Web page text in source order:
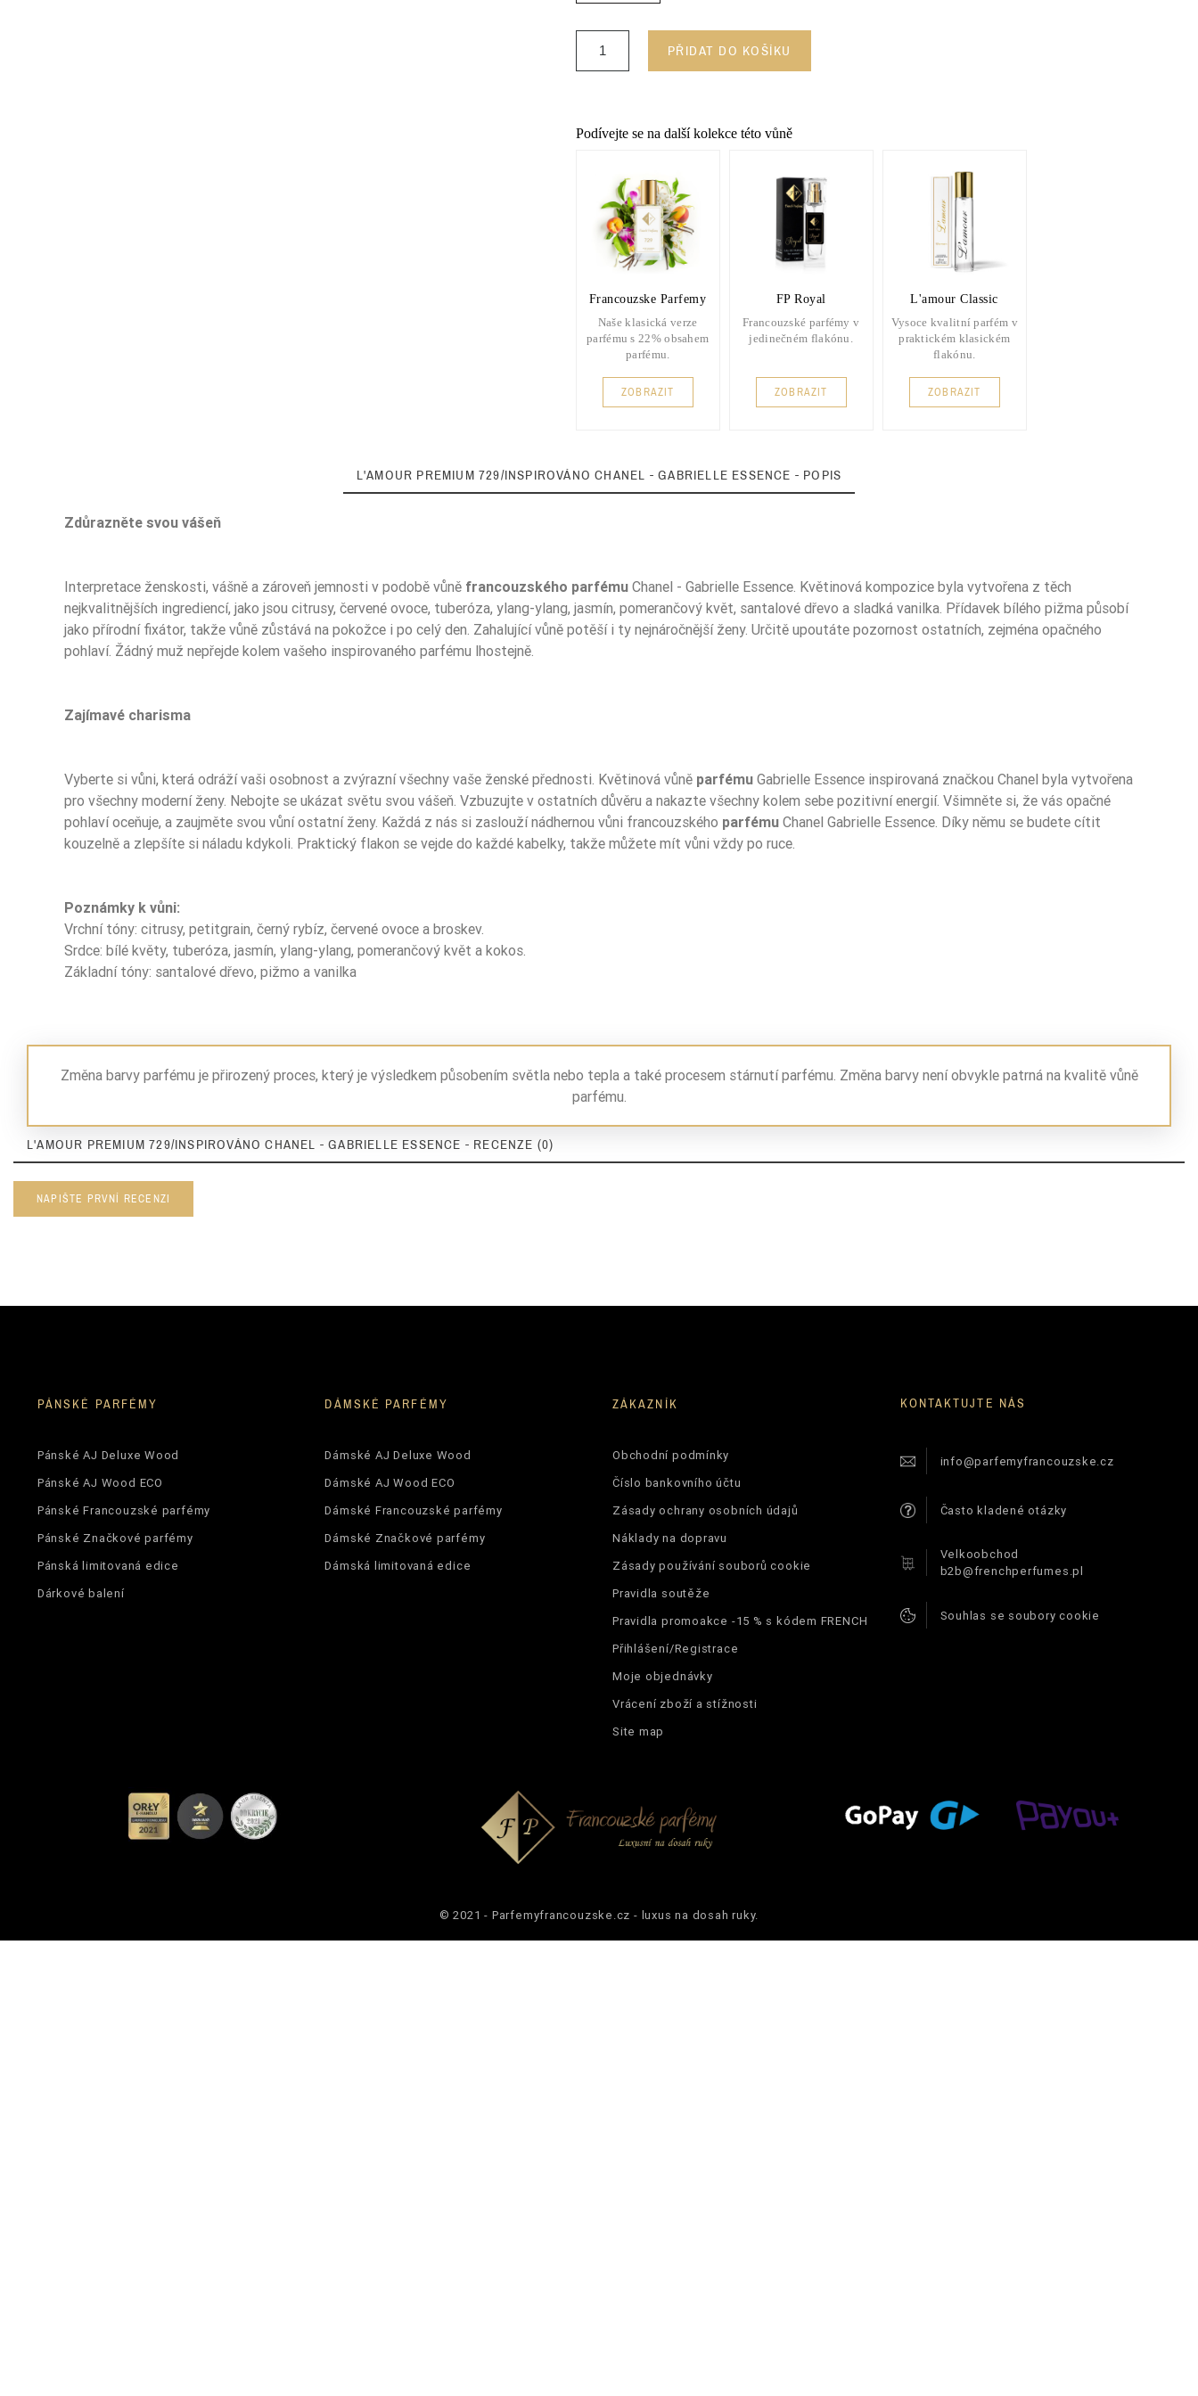
PŘIDAT DO KOŠÍKU
Podívejte se na další kolekce této vůně
Francouzske Parfemy
Naše klasická verze
parfému s 22% obsahem
parfému.
ZOBRAZIT
FP Royal
Francouzské parfémy v
jedinečném flakónu.
ZOBRAZIT
L'amour Classic
Vysoce kvalitní parfém v
praktickém klasickém
flakónu.
ZOBRAZIT
L'AMOUR PREMIUM 729/INSPIROVÁNO CHANEL - GABRIELLE ESSENCE - POPIS
Zdůrazněte svou vášeň
Interpretace ženskosti, vášně a zároveň jemnosti v podobě vůně francouzského parfému Chanel - Gabrielle Essence. Květinová kompozice byla vytvořena z těch
nejkvalitnějších ingrediencí, jako jsou citrusy, červené ovoce, tuberóza, ylang-ylang, jasmín, pomerančový květ, santalové dřevo a sladká vanilka. Přídavek bílého pižma působí
jako přírodní fixátor, takže vůně zůstává na pokožce i po celý den. Zahalující vůně potěší i ty nejnáročnější ženy. Určitě upoutáte pozornost ostatních, zejména opačného
pohlaví. Žádný muž nepřejde kolem vašeho inspirovaného parfému lhostejně.
Zajímavé charisma
Vyberte si vůni, která odráží vaši osobnost a zvýrazní všechny vaše ženské přednosti. Květinová vůně parfému Gabrielle Essence inspirovaná značkou Chanel byla vytvořena
pro všechny moderní ženy. Nebojte se ukázat světu svou vášeň. Vzbuzujte v ostatních důvěru a nakazte všechny kolem sebe pozitivní energií. Všimněte si, že vás opačné
pohlaví oceňuje, a zaujměte svou vůní ostatní ženy. Každá z nás si zaslouží nádhernou vůni francouzského parfému Chanel Gabrielle Essence. Díky němu se budete cítit
kouzelně a zlepšíte si náladu kdykoli. Praktický flakon se vejde do každé kabelky, takže můžete mít vůni vždy po ruce.
Poznámky k vůni:
Vrchní tóny: citrusy, petitgrain, černý rybíz, červené ovoce a broskev.
Srdce: bílé květy, tuberóza, jasmín, ylang-ylang, pomerančový květ a kokos.
Základní tóny: santalové dřevo, pižmo a vanilka
Zaperfumowanie 22%
Změna barvy parfému je přirozený proces, který je výsledkem působením světla nebo tepla a také procesem stárnutí parfému. Změna barvy není obvykle patrná na kvalitě vůně
parfému.
L'AMOUR PREMIUM 729/INSPIROVÁNO CHANEL - GABRIELLE ESSENCE - RECENZE (0)
NAPIŠTE PRVNÍ RECENZI
PÁNSKÉ PARFÉMY
Pánské AJ Deluxe Wood
Pánské AJ Wood ECO
Pánské Francouzské parfémy
Pánské Značkové parfémy
Pánská limitovaná edice
Dárkové balení
DÁMSKÉ PARFÉMY
Dámské AJ Deluxe Wood
Dámské AJ Wood ECO
Dámské Francouzské parfémy
Dámské Značkové parfémy
Dámská limitovaná edice
ZÁKAZNÍK
Obchodní podmínky
Číslo bankovního účtu
Zásady ochrany osobních údajů
Náklady na dopravu
Zásady používání souborů cookie
Pravidla soutěže
Pravidla promoakce -15 % s kódem FRENCH
Přihlášení/Registrace
Moje objednávky
Vrácení zboží a stížnosti
Site map
KONTAKTUJTE NÁS
info@parfemyfrancouzske.cz
Často kladené otázky
Velkoobchod
b2b@frenchperfumes.pl
Souhlas se soubory cookie
© 2021 - Parfemyfrancouzske.cz - luxus na dosah ruky.